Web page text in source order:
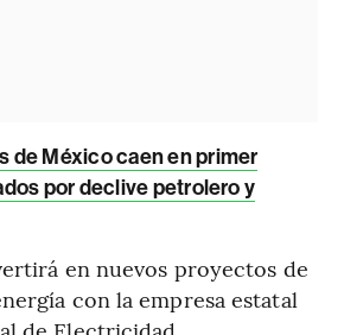
de México caen en primer
por declive petrolero y
en nuevos proyectos de
con la empresa estatal